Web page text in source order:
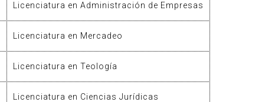
Licenciatura en Administración de Empresas
Licenciatura en Mercadeo
Licenciatura en Teología
Licenciatura en Ciencias Jurídicas